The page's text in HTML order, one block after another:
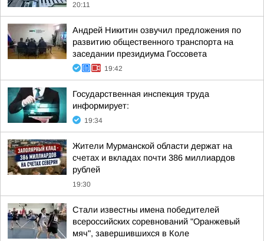
20:11
Андрей Никитин озвучил предложения по
развитию общественного транспорта на
заседании президиума Госсовета
19:42
Государственная инспекция труда
информирует:
19:34
Жители Мурманской области держат на
счетах и вкладах почти 386 миллиардов
рублей
19:30
Стали известны имена победителей
всероссийских соревнований "Оранжевый
мяч", завершившихся в Коле